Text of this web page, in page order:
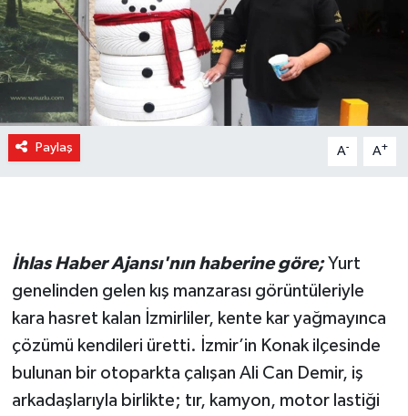
Paylaş A- A+
İhlas Haber Ajansı'nın haberine göre;Yurt
genelinden gelen kış manzarası görüntüleriyle
kara hasret kalan İzmirliler, kente kar yağmayınca
çözümü kendileri üretti. İzmir’in Konak ilçesinde
bulunan bir otoparkta çalışan Ali Can Demir, iş
arkadaşlarıyla birlikte; tır, kamyon, motor lastiği